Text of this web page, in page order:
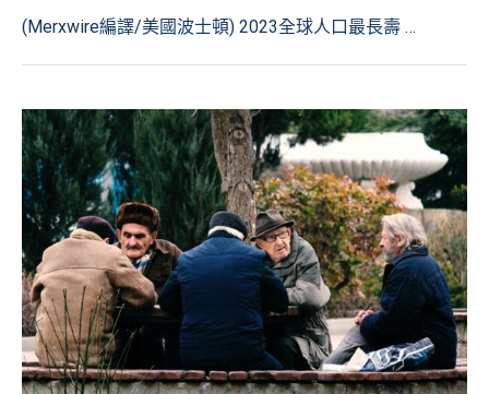
(Merxwire編譯/美國波士頓) 2023全球人口最長壽 …